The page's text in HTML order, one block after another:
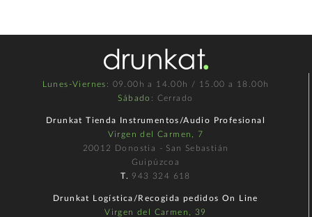
Lunes-Viernes : 09.00h a 14.00h / 15.00 a 18.00h
Sábado : Cerrado
Drunkat Tienda Instrumentos/Audio Profesional
Virgen del Carmen, 7
20012 Donostia - San Sebastián
Guipúzcoa
T. 943 324 618
Drunkat Logística/Recogida pedidos On Line
Virgen del Carmen, 39